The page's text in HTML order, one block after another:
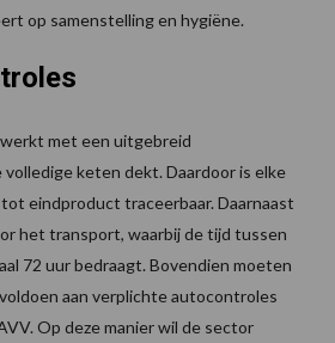
op samenstelling en hygiëne.
met een uitgebreid
keten dekt. Daardoor is elke
tot eindproduct traceerbaar. Daarnaast
het transport, waarbij de tijd tussen
72 uur bedraagt. Bovendien moeten
aan verplichte autocontroles
Op deze manier wil de sector